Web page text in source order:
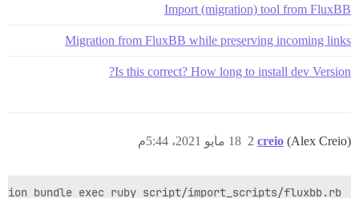
Import (migration) tool from FluxBB
Migration from FluxBB while preserving incoming links
Is this correct? How long to install dev Version?
creio (Alex Creio) 18 مايو 2021، 5:44م 2